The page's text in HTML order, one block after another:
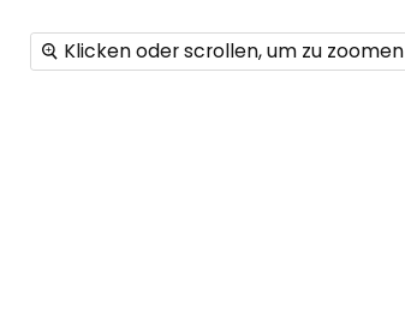
Klicken oder scrollen, um zu zoomen